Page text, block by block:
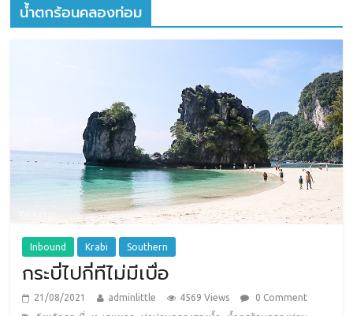
น้ำตกร้อนคลองท่อม
Inbound Krabi Southern
กระบี่ไปกี่ทีไม่มีเบื่อ
21/08/2021 adminlittle 4569 Views
0 Comment